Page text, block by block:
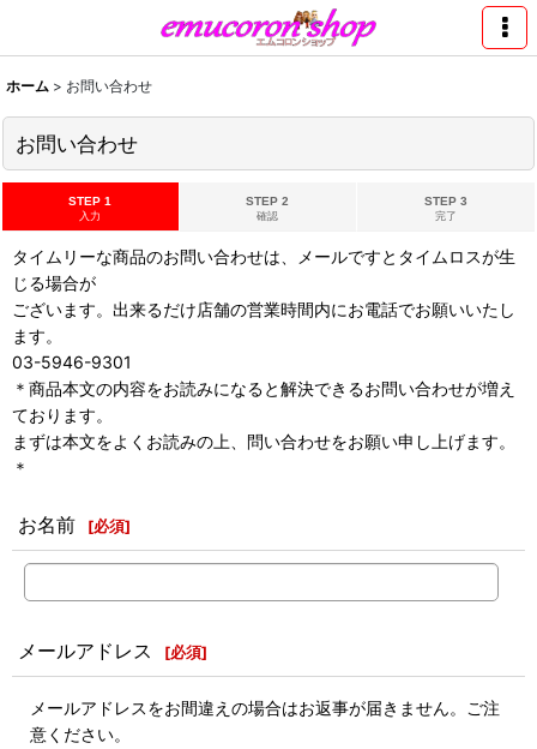
ホーム > お問い合わせ
お問い合わせ
STEP 1
入力
STEP 2
確認
STEP 3
完了
タイムリーな商品のお問い合わせは、メールですとタイムロスが生
じる場合が
ございます。出来るだけ店舗の営業時間内にお電話でお願いいたし
ます。
03-5946-9301
＊商品本文の内容をお読みになると解決できるお問い合わせが増え
ております。
まずは本文をよくお読みの上、問い合わせをお願い申し上げます。
＊
お名前 [必須]
メールアドレス [必須]
メールアドレスをお間違えの場合はお返事が届きません。ご注
意ください。